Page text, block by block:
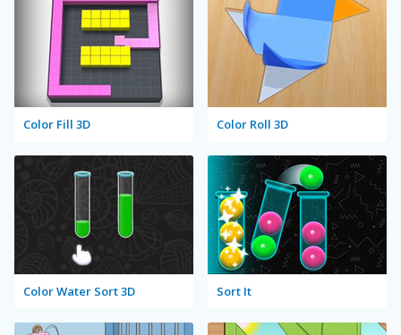
Color Fill 3D Color Roll 3D
Color Water Sort 3D Sort It